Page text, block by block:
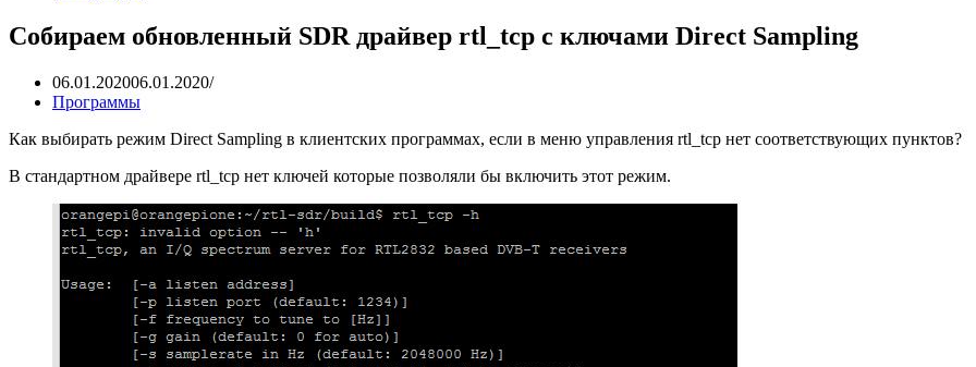
Собираем обновленный SDR драйвер rtl_tcp с ключами Direct Sampling
06.01.202006.01.2020
Программы
Как выбирать режим Direct Sampling в клиентских программах, если в меню управления rtl_tcp нет соответствующих пунктов?
В стандартном драйвере rtl_tcp нет ключей которые позволяли бы включить этот режим.